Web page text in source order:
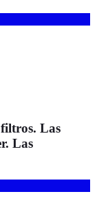
Las
Las